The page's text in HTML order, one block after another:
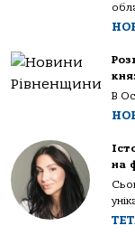
В
на